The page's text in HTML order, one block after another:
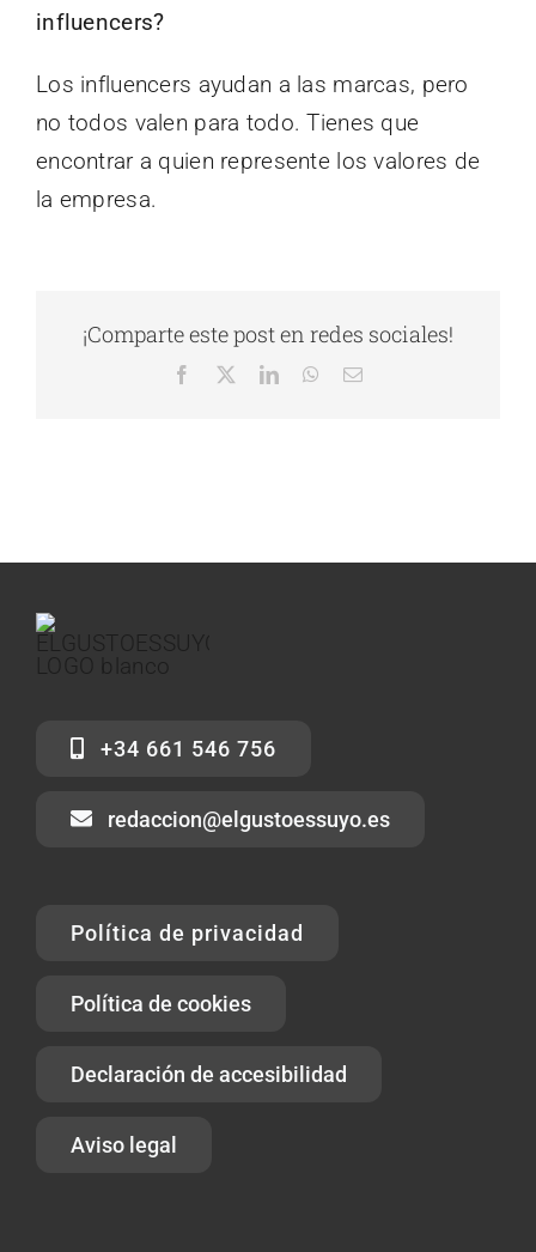
influencers?
Los influencers ayudan a las marcas, pero
no todos valen para todo. Tienes que
encontrar a quien represente los valores de
la empresa.
¡Comparte este post en redes sociales!
Facebook LinkedInWhatsApp
Correo
+34 661 546 756
redaccion@elgustoessuyo.es
Política de privacidad
Política de cookies
Declaración de accesibilidad
Aviso legal